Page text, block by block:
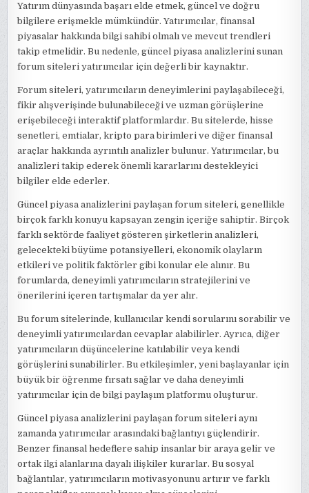
Yatırım dünyasında başarı elde etmek, güncel ve doğru
bilgilere erişmekle mümkündür. Yatırımcılar, finansal
piyasalar hakkında bilgi sahibi olmalı ve mevcut trendleri
takip etmelidir. Bu nedenle, güncel piyasa analizlerini sunan
forum siteleri yatırımcılar için değerli bir kaynaktır.
Forum siteleri, yatırımcıların deneyimlerini paylaşabileceği,
fikir alışverişinde bulunabileceği ve uzman görüşlerine
erişebileceği interaktif platformlardır. Bu sitelerde, hisse
senetleri, emtialar, kripto para birimleri ve diğer finansal
araçlar hakkında ayrıntılı analizler bulunur. Yatırımcılar, bu
analizleri takip ederek önemli kararlarını destekleyici
bilgiler elde ederler.
Güncel piyasa analizlerini paylaşan forum siteleri, genellikle
birçok farklı konuyu kapsayan zengin içeriğe sahiptir. Birçok
farklı sektörde faaliyet gösteren şirketlerin analizleri,
gelecekteki büyüme potansiyelleri, ekonomik olayların
etkileri ve politik faktörler gibi konular ele alınır. Bu
forumlarda, deneyimli yatırımcıların stratejilerini ve
önerilerini içeren tartışmalar da yer alır.
Bu forum sitelerinde, kullanıcılar kendi sorularını sorabilir ve
deneyimli yatırımcılardan cevaplar alabilirler. Ayrıca, diğer
yatırımcıların düşüncelerine katılabilir veya kendi
görüşlerini sunabilirler. Bu etkileşimler, yeni başlayanlar için
büyük bir öğrenme fırsatı sağlar ve daha deneyimli
yatırımcılar için de bilgi paylaşım platformu oluşturur.
Güncel piyasa analizlerini paylaşan forum siteleri aynı
zamanda yatırımcılar arasındaki bağlantıyı güçlendirir.
Benzer finansal hedeflere sahip insanlar bir araya gelir ve
ortak ilgi alanlarına dayalı ilişkiler kurarlar. Bu sosyal
bağlantılar, yatırımcıların motivasyonunu artırır ve farklı